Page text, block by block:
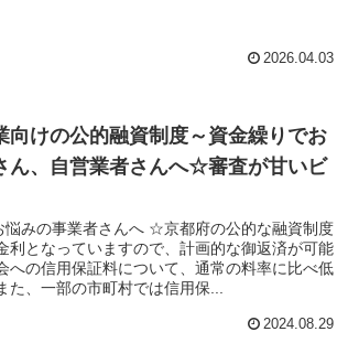
2026.04.03
向けの公的融資制度～資金繰りでお
ん、自営業者さんへ☆審査が甘いビ
悩みの事業者さんへ ☆京都府の公的な融資制度
となっていますので、計画的な御返済が可能
の信用保証料について、通常の料率に比べ低
た、一部の市町村では信用保...
2024.08.29